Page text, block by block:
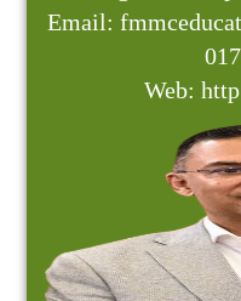
Email:
Web: